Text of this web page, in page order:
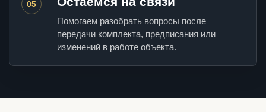
05
Помогаем разобрать вопросы после
передачи комплекта, предписания или
изменений в работе объекта.